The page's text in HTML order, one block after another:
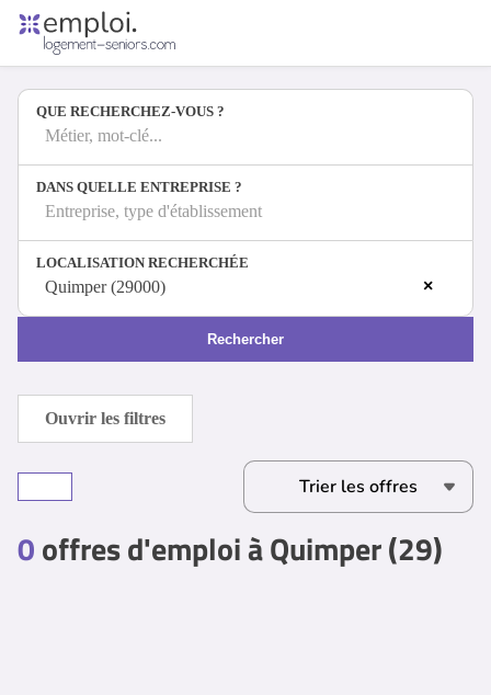
Offres d'emploi
Entreprises
Métiers
Se connecter
Espace candidat
Espace recruteur
QUE RECHERCHEZ-VOUS ?
Métier, mot-clé...
DANS QUELLE ENTREPRISE ?
Entreprise, type d'établissement
LOCALISATION RECHERCHÉE
×
Quimper (29000)
Rechercher
0offres d'emploi à Quimper (29)
Ouvrir les filtres